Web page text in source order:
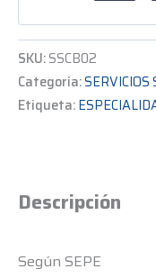
SKU:SSCB02
Categoría:SERVICIOS
Etiqueta:
Descripción
Según SEPE